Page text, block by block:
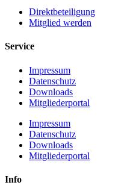
Direktbeteiligung
Mitglied werden
Service
Impressum
Datenschutz
Downloads
Mitgliederportal
Impressum
Datenschutz
Downloads
Mitgliederportal
Info